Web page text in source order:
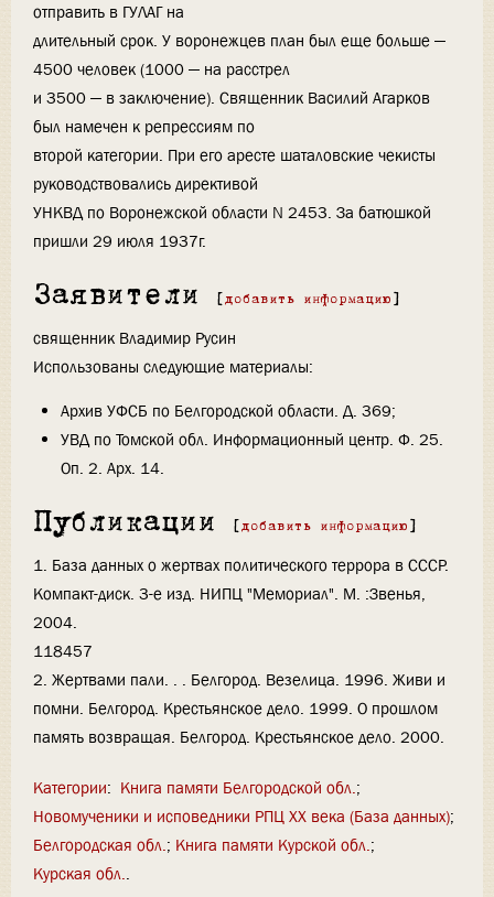
отправить в ГУЛАГ на
длительный срок. У воронежцев план был еще больше —
4500 человек (1000 — на расстрел
и 3500 — в заключение). Священник Василий Агарков
был намечен к репрессиям по
второй категории. При его аресте шаталовские чекисты
руководствовались директивой
УНКВД по Воронежской области N 2453. За батюшкой
пришли 29 июля 1937г.
Заявители [ добавить информацию ]
священник Владимир Русин
Использованы следующие материалы:
Архив УФСБ по Белгородской области. Д. 369;
УВД по Томской обл. Информационный центр. Ф. 25.
Оп. 2. Арх. 14.
Публикации [ добавить информацию ]
1. База данных о жертвах политического террора в СССР.
Компакт-диск. 3-е изд. НИПЦ "Мемориал". М. :Звенья,
2004.
118457
2. Жертвами пали. . . Белгород. Везелица. 1996. Живи и
помни. Белгород. Крестьянское дело. 1999. О прошлом
память возвращая. Белгород. Крестьянское дело. 2000.
Категории: Книга памяти Белгородской обл.
Новомученики и исповедники РПЦ XX века (База данных)
Белгородская обл. Книга памяти Курской обл.
Курская обл.